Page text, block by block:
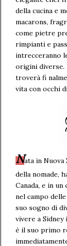
della cucina e
macarons,
come pietre
rimpianti e
intrecceranno
origini diverse.
troverà fi
vita con occhi
Nata in Nuova
della nomade,
Canada, e in
nel campo
suo sogno di
vivere a
è il suo primo